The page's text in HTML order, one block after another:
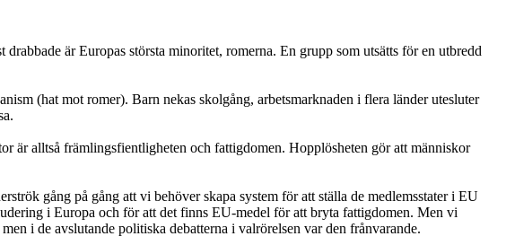
är Europas största minoritet, romerna. En grupp som utsätts för en utbredd
(hat mot romer). Barn nekas skolgång, arbetsmarknaden i flera länder utesluter
är alltså främlingsfientligheten och fattigdomen. Hopplösheten gör att människor
gång på gång att vi behöver skapa system för att ställa de medlemsstater i EU
i Europa och för att det finns EU-medel för att bryta fattigdomen. Men vi
i de avslutande politiska debatterna i valrörelsen var den frånvarande.